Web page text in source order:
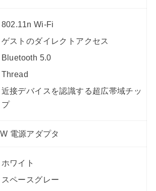
802.11n Wi-Fi
ゲストのダイレクトアクセス
Bluetooth 5.0
Thread
近接デバイスを認識する超広帯域チッ
プ
電源アダプタ
ホワイト
スペースグレー